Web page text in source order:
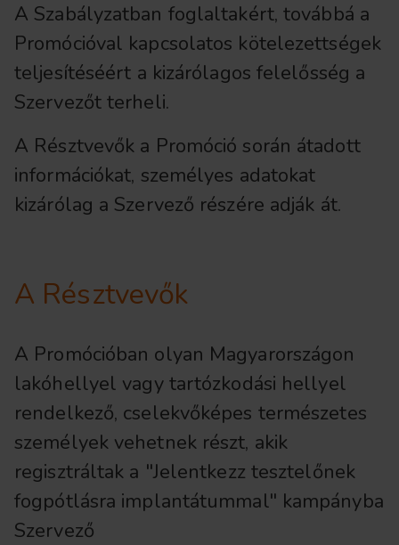
A Szabályzatban foglaltakért, továbbá a
Promócióval kapcsolatos kötelezettségek
teljesítéséért a kizárólagos felelősség a
Szervezőt terheli.
A Résztvevők a Promóció során átadott
információkat, személyes adatokat
kizárólag a Szervező részére adják át.
A Résztvevők
A Promócióban olyan Magyarországon
lakóhellyel vagy tartózkodási hellyel
rendelkező, cselekvőképes természetes
személyek vehetnek részt, akik
regisztráltak a "Jelentkezz tesztelőnek
fogpótlásra implantátummal" kampányba
Szervező